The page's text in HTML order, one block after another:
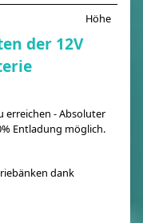
Höhe
der 12V
erreichen - Absoluter
Entladung möglich.
dank